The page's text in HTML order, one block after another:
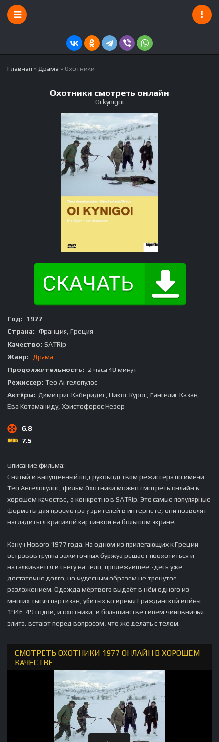
Главная » Драма » Охотники
Охотники смотреть онлайн
Oi kynigoi
Год:
1977
Страна: Франция, Греция
Качество: SATRip
Жанр:
Драма
Продолжительность: 2 часа 48 минут
Режиссер: Тео Ангелопулос
Актёры: Димитрис Каберидис, Никос Курос, Вангелис Казан,
Ева Котаманиду, Христофорос Незер
6.8
7.5
Описание фильма:
Снятый и выпущенный под руководством режиссера по имени
Тео Ангелопулос, фильм Охотники можно смотреть онлайн в
хорошем качестве, а конкретно в SATRip. Это самые популярные
форматы для просмотра у зрителей в интернете, они позволят
насладиться красивой картинкой на большом экране.
Канун Нового 1977 года. На одном из прилегающих к Греции
островов группа зажиточных буржуа решает поохотиться и
наталкивается в снегу на тело, пролежавшее здесь уже
достаточно долго, но чудесным образом не тронутое
разложением. Одежда мёртвого выдаёт в нём одного из
многих тысяч партизан, убитых во время Гражданской войны
1946-49 годов, и охотники, в большинстве своём чиновничья
элита, встают перед вопросом, что же делать с телом.
СМОТРЕТЬ ОХОТНИКИ 1977 ОНЛАЙН В ХОРОШЕМ
КАЧЕСТВЕ